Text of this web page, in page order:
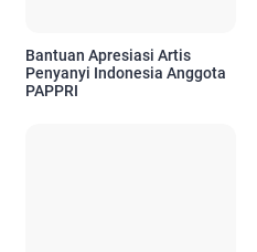
Bantuan Apresiasi Artis
Penyanyi Indonesia Anggota
PAPPRI